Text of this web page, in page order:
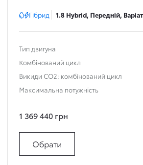
Гібрид 1.8 Hybrid, Передній,
Тип двигуна
Комбінований цикл
Викиди СО2: комбінований цикл
Максимальна потужність
1 369 440 грн
Обрати